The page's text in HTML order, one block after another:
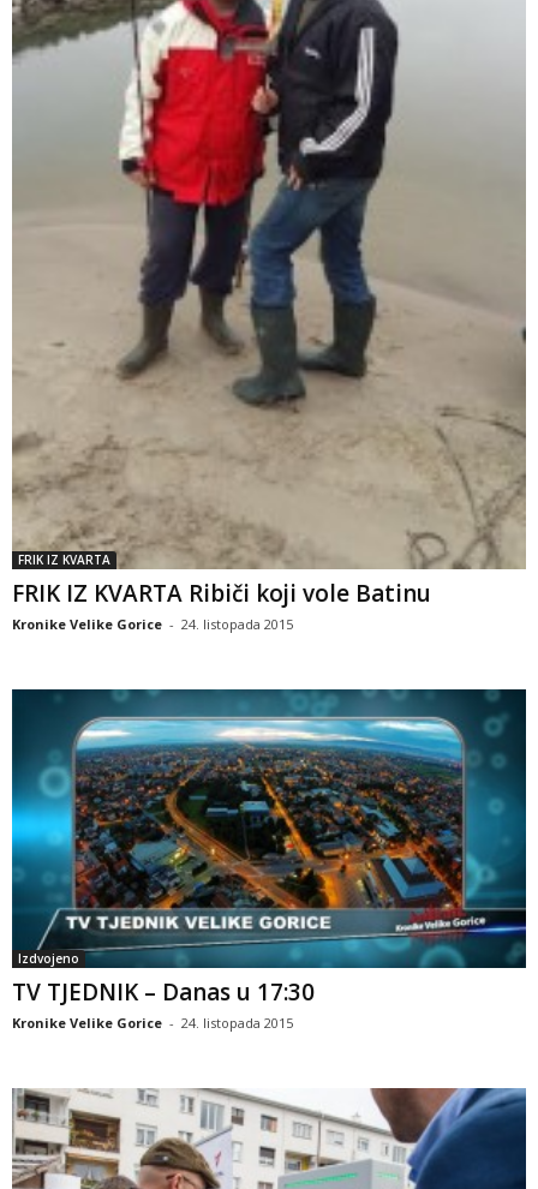
FRIK IZ KVARTA
FRIK IZ KVARTA Ribiči koji vole Batinu
Kronike Velike Gorice - 24. listopada 2015
Izdvojeno
TV TJEDNIK – Danas u 17:30
Kronike Velike Gorice - 24. listopada 2015